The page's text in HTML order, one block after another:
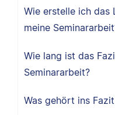
Wie erstelle ich das
meine
Wie lang ist das
Seminararbeit?
Was gehört ins